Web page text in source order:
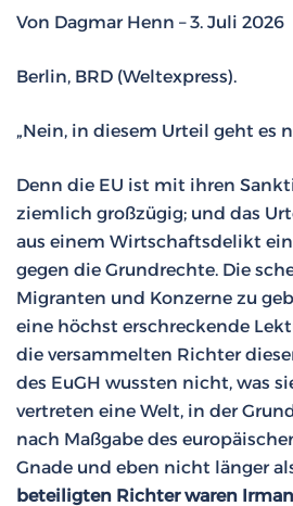
Von Dagmar Henn – 3. Juli 2026
Berlin, BRD (Weltexpress).
„Nein, in diesem Urteil geht es
Denn die EU ist mit ihren
ziemlich großzügig; und das
aus einem Wirtschaftsdelikt
gegen die Grundrechte. Die
Migranten und Konzerne zu
eine höchst erschreckende
die versammelten Richter
des EuGH wussten nicht, was
vertreten eine Welt, in der
nach Maßgabe des
Gnade und eben nicht länger
beteiligten Richter waren